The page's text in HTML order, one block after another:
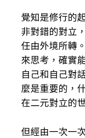
覺知是修行的
非對錯的對立
任由外境所轉
來思考，確實
自己和自己對
麼是重要的，
在二元對立的
但經由一次一